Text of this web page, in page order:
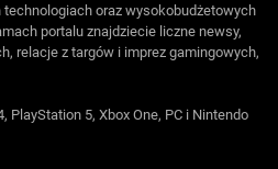
oraz wysokobudżetowych
portalu znajdziecie liczne newsy,
relacje z targów i imprez gamingowych,
PlayStation 5, Xbox One, PC i Nintendo